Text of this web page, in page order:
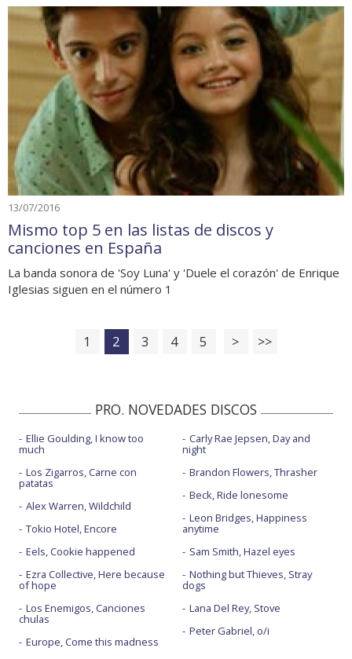
13/07/2016
Mismo top 5 en las listas de discos y
canciones en España
La banda sonora de 'Soy Luna' y 'Duele el corazón' de Enrique
Iglesias siguen en el número 1
1 2 3 4 5 > >>
PRO. NOVEDADES DISCOS
Ellie Goulding, I know too
much
Los Zigarros, Carne con
patatas
Alex Warren, Wildchild
Tokio Hotel, Encore
Eels, Cookie happened
Ezra Collective, Here because
of hope
Los Enemigos, Canciones
chulas
Europe, Come this madness
Carly Rae Jepsen, Day and
night
Brandon Flowers, Thrasher
Beck, Ride lonesome
Leon Bridges, Happiness
anytime
Sam Smith, Hazel eyes
Nothing but Thieves, Stray
dogs
Lana Del Rey, Stove
Peter Gabriel, o/i